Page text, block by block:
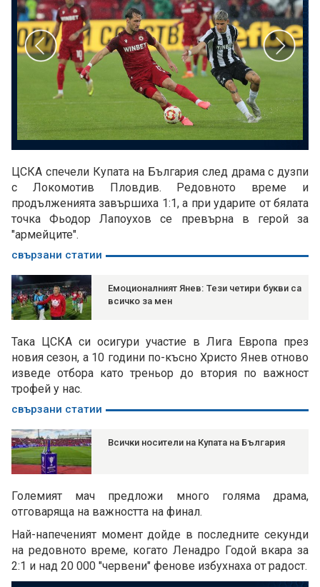
ЦСКА спечели Купата на България след драма с дузпи
с Локомотив Пловдив. Редовното време и
продълженията завършиха 1:1, а при ударите от бялата
точка Фьодор Лапоухов се превърна в герой за
"армейците".
свързани статии
Емоционалният Янев: Тези четири букви са
всичко за мен
Така ЦСКА си осигури участие в Лига Европа през
новия сезон, а 10 години по-късно Христо Янев отново
изведе отбора като треньор до втория по важност
трофей у нас.
свързани статии
Всички носители на Купата на България
Големият мач предложи много голяма драма,
отговаряща на важността на финал.
Най-напеченият момент дойде в последните секунди
на редовното време, когато Ленадро Годой вкара за
2:1 и над 20 000 "червени" фенове избухнаха от радост.